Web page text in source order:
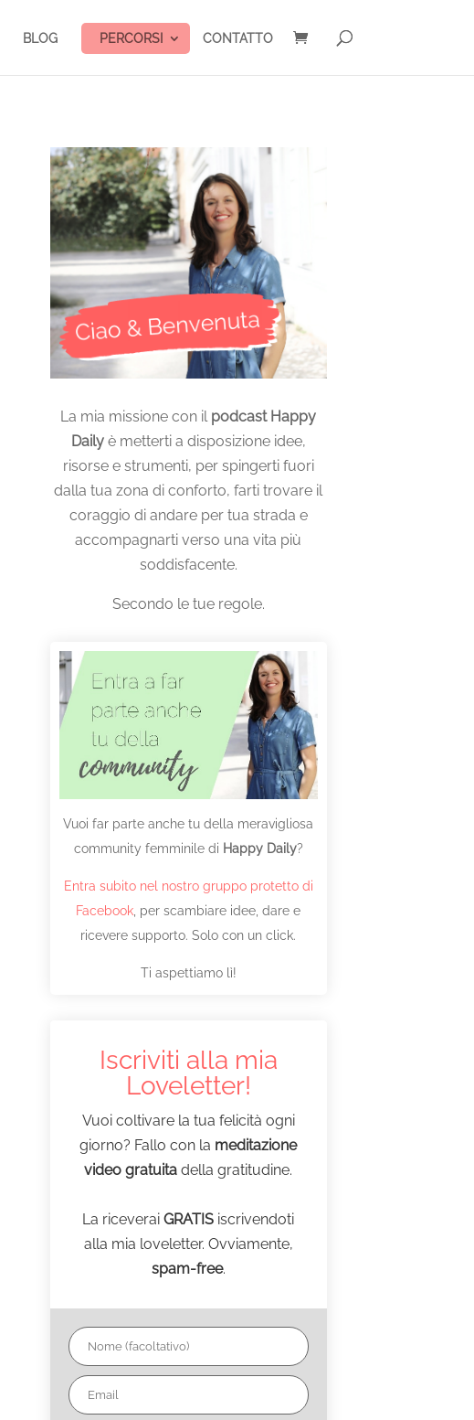
BLOG PERCORSI CONTATTO
La mia missione con il podcast Happy
Dailyè metterti a disposizione idee,
risorse e strumenti, per spingerti fuori
dalla tua zona di conforto, farti trovare il
coraggio di andare per tua strada e
accompagnarti verso una vita più
soddisfacente.
Secondo le tue regole.
Vuoi far parte anche tu della meravigliosa
community femminile di Happy Daily?
Entra subito nel nostro gruppo protetto di
Facebook, per scambiare idee, dare e
ricevere supporto. Solo con un click.
Ti aspettiamo lì!
Iscriviti alla mia
Loveletter!
Vuoi coltivare la tua felicità ogni
giorno? Fallo con la meditazione
video gratuita della gratitudine.
La riceveraiGRATIS iscrivendoti
alla mia loveletter. Ovviamente,
spam-free.